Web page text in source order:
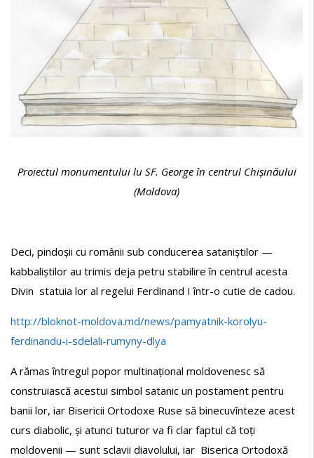
Proiectul monumentului lu SF. George în centrul Chișinăului
(Moldova)
Deci, pindoșii cu românii sub conducerea sataniștilor —
kabbaliștilor au trimis deja petru stabilire în centrul acesta
Divin statuia lor al regelui Ferdinand I într-o cutie de cadou.
http://bloknot-moldova.md/news/pamyatnik-korolyu-
ferdinandu-i-sdelali-rumyny-dlya
A rămas întregul popor multinațional moldovenesc să
construiască acestui simbol satanic un postament pentru
banii lor, iar Bisericii Ortodoxe Ruse să binecuvînteze acest
curs diabolic, și atunci tuturor va fi clar faptul că toți
moldovenii — sunt sclavii diavolului, iar Biserica Ortodoxă